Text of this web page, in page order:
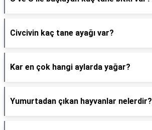
Civcivin kaç tane ayağı var?
Kar en çok hangi aylarda yağar?
Yumurtadan çıkan hayvanlar nelerdir?